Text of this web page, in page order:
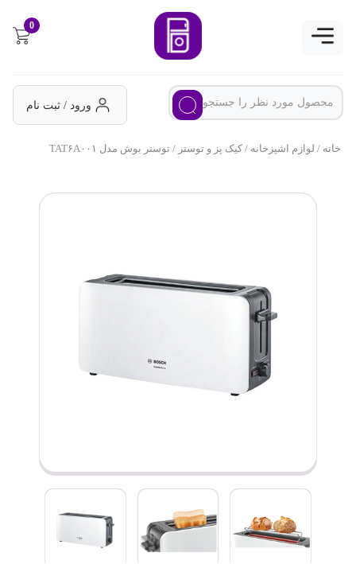
0
ورود / ثبت نام
خانه/ لوازم اشپزخانه/ کیک پز و توستر/ توستر بوش مدل TAT۶A۰۰۱